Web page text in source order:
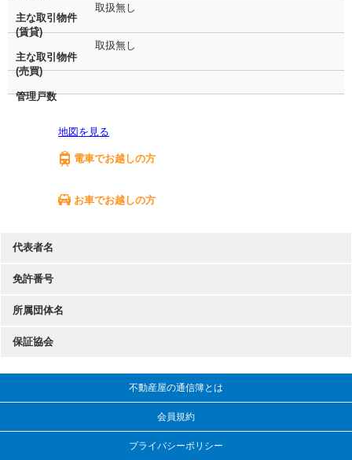
主な取引物件
(賃貸)
取扱無し
主な取引物件
(売買)
取扱無し
管理戸数
地図を見る
電車でお越しの方
お車でお越しの方
代表者名
免許番号
所属団体名
保証協会
不動産屋の通信簿とは
会員規約
プライバシーポリシー